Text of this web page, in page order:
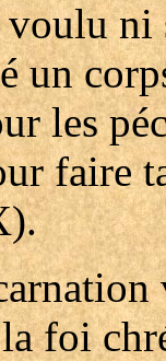
voulu
un
les
faire
foi